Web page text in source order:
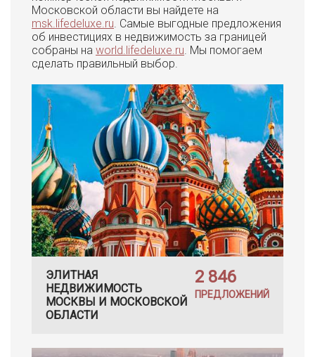
Московской области вы найдете на
msk.lifedeluxe.ru. Самые выгодные предложения
об инвестициях в недвижимость за границей
собраны на world.lifedeluxe.ru. Мы помогаем
сделать правильный выбор.
ЭЛИТНАЯ
НЕДВИЖИМОСТЬ
МОСКВЫ И МОСКОВСКОЙ
ОБЛАСТИ
2 846
ПРЕДЛОЖЕНИЙ